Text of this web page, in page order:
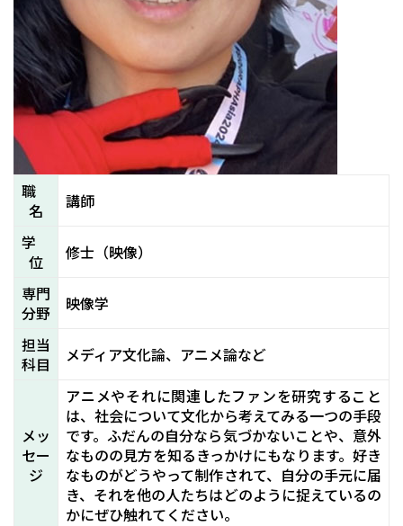
職
名
講師
学
位
修士（映像）
専門
分野
映像学
担当
科目
メディア文化論、アニメ論など
メッ
セー
ジ
アニメやそれに関連したファンを研究すること
は、社会について文化から考えてみる一つの手段
です。ふだんの自分なら気づかないことや、意外
なものの見方を知るきっかけにもなります。好き
なものがどうやって制作されて、自分の手元に届
き、それを他の人たちはどのように捉えているの
かにぜひ触れてください。